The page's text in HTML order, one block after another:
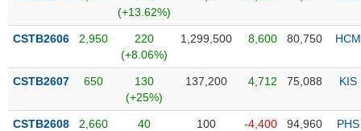
Niêm
mới
yết
sung
(+13.62%)
CSTB2606 2,950
220
(+8.06%)
1,299,500 8,600 80,750 HCM
CSTB2607 650
130
(+25%)
137,200 4,712 75,088 KIS
CSTB2608 2,660
40
100 -4,400 94,960 PHS
PHÁI
TRÁI